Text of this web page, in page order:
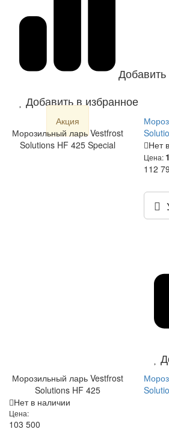
Добавить в избранное
Акция
Морозильный ларь Vestfrost
Solutions HF 425 Special
Нет
Цена:
112
Морозильный ларь Vestfrost
Solutions HF 425
Нет в наличии
Цена:
103 500